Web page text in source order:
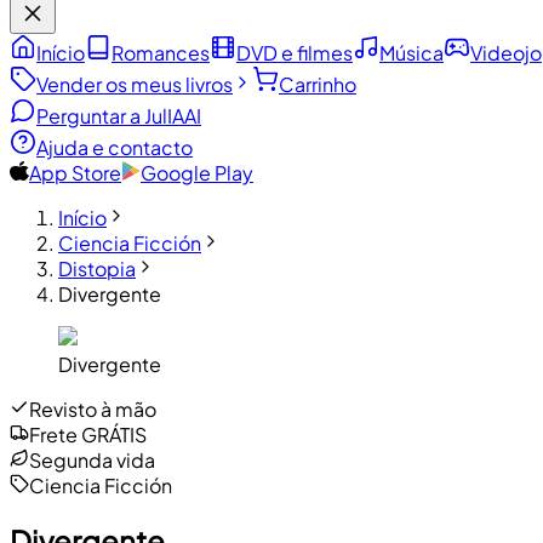
Início Romances DVD e filmes Música
Vender os meus livros
Carrinho
Perguntar a JulIAAI
Ajuda e contacto
App Store
Google Play
Início
Ciencia Ficción
Distopia
Divergente
Divergente
Revisto à mão
Frete GRÁTIS
Segunda vida
Ciencia Ficción